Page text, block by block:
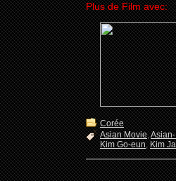
Plus de Film avec:
Corée
Asian Movie,
Kim Go-eun,Kim